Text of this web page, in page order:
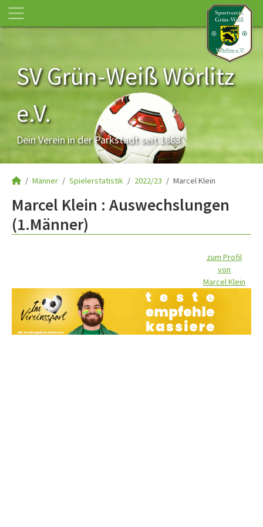
SV Grün-Weiß Wörlitz
e.V.
Dein Verein in der Parkstadt seit 1863
Männer Spielerstatistik 2022/23 Marcel Klein
Marcel Klein : Auswechslungen
(1.Männer)
zum Profil
von
Marcel Klein